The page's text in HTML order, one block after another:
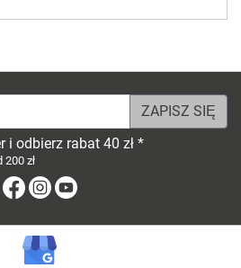
i odbierz rabat 40 zł *
zł
FacebookInstagram